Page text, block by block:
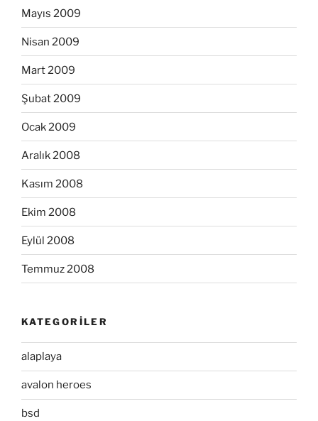
Mayıs 2009
Nisan 2009
Mart 2009
Şubat 2009
Ocak 2009
Aralık 2008
Kasım 2008
Ekim 2008
Eylül 2008
Temmuz 2008
KATEGORILER
alaplaya
avalon heroes
bsd